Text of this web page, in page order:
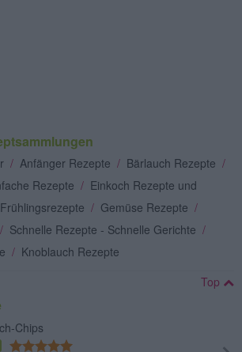
/ Anfänger Rezepte / Bärlauch Rezepte /
Rezepte / Einkoch Rezepte und
Frühlingsrezepte / Gemüse Rezepte /
/ Schnelle Rezepte - Schnelle Gerichte /
/ Knoblauch Rezepte
Top
Chips